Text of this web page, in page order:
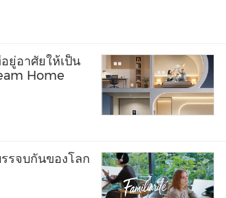
ยู่อาศัยให้เป็น
Home
รจบกันของโลก